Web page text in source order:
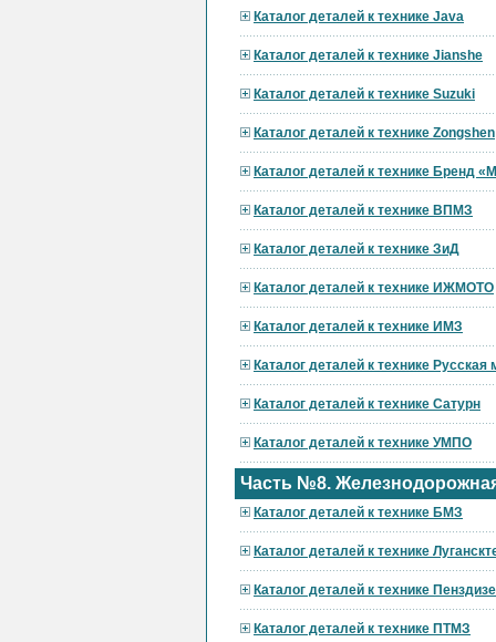
Каталог деталей к технике Java
Каталог деталей к технике Jianshe
Каталог деталей к технике Suzuki
Каталог деталей к технике Zongshen
Каталог деталей к технике Бренд
Каталог деталей к технике ВПМЗ
Каталог деталей к технике ЗиД
Каталог деталей к технике ИЖМОТО
Каталог деталей к технике ИМЗ
Каталог деталей к технике Русская
Каталог деталей к технике Сатурн
Каталог деталей к технике УМПО
Часть №8.
Каталог деталей к технике БМЗ
Каталог деталей к технике
Каталог деталей к технике
Каталог деталей к технике ПТМЗ